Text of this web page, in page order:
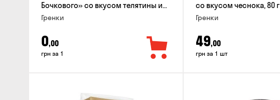
Бочкового» со вкусом телятины и
аджики, 75г
Гренки
0,00
грн за 1
со вкусом чеснока, 80 г
Гренки
49,00
грн за 1 шт